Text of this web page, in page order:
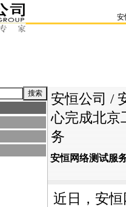
安
安恒公司 /
心完成北京
务
安恒网络测试服
近日，安